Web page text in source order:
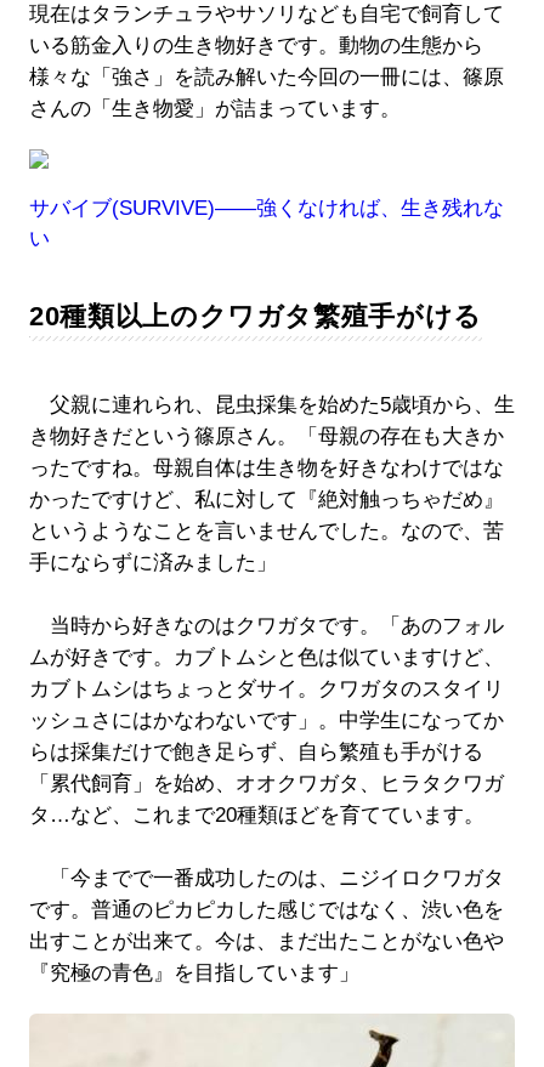
現在はタランチュラやサソリなども自宅で飼育して
いる筋金入りの生き物好きです。動物の生態から
様々な「強さ」を読み解いた今回の一冊には、篠原
さんの「生き物愛」が詰まっています。
サバイブ(SURVIVE)――強くなければ、生き残れな
い
20種類以上のクワガタ繁殖手がける
父親に連れられ、昆虫採集を始めた5歳頃から、生
き物好きだという篠原さん。「母親の存在も大きか
ったですね。母親自体は生き物を好きなわけではな
かったですけど、私に対して『絶対触っちゃだめ』
というようなことを言いませんでした。なので、苦
手にならずに済みました」
当時から好きなのはクワガタです。「あのフォル
ムが好きです。カブトムシと色は似ていますけど、
カブトムシはちょっとダサイ。クワガタのスタイリ
ッシュさにはかなわないです」。中学生になってか
らは採集だけで飽き足らず、自ら繁殖も手がける
「累代飼育」を始め、オオクワガタ、ヒラタクワガ
タ…など、これまで20種類ほどを育てています。
「今までで一番成功したのは、ニジイロクワガタ
です。普通のピカピカした感じではなく、渋い色を
出すことが出来て。今は、まだ出たことがない色や
『究極の青色』を目指しています」